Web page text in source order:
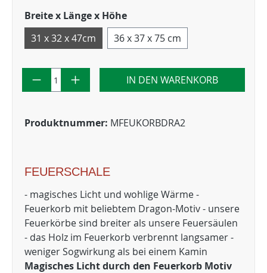
Breite x Länge x Höhe
31 x 32 x 47cm
36 x 37 x 75 cm
IN DEN WARENKORB
Produktnummer: MFEUKORBDRA2
FEUERSCHALE
- magisches Licht und wohlige Wärme -
Feuerkorb mit beliebtem Dragon-Motiv - unsere
Feuerkörbe sind breiter als unsere Feuersäulen
- das Holz im Feuerkorb verbrennt langsamer -
weniger Sogwirkung als bei einem Kamin
Magisches Licht durch den Feuerkorb Motiv